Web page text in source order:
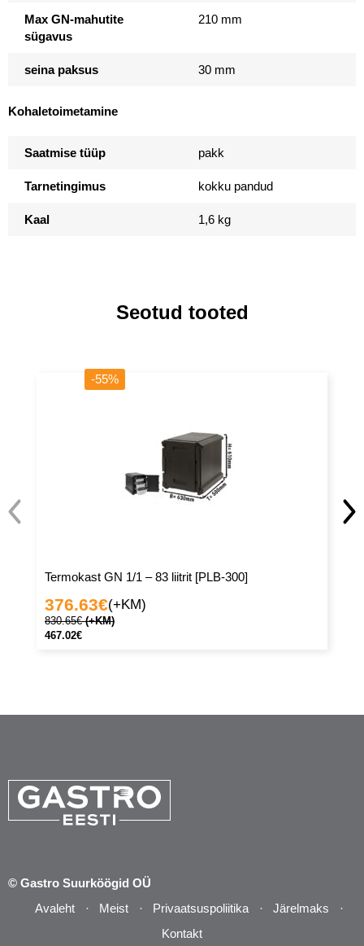
Max GN-mahutite
sügavus
210 mm
seina paksus 30 mm
Kohaletoimetamine
Saatmise tüüp pakk
Tarnetingimus kokku pandud
Kaal 1,6 kg
Seotud tooted
-55%
Termokast GN 1/1 – 83 liitrit [PLB-300]
376.63€(+KM)
830.65€ (+KM)
467.02€
© Gastro Suurköögid OÜ
Avaleht
Meist Privaatsuspoliitika
Järelmaks
Kontakt